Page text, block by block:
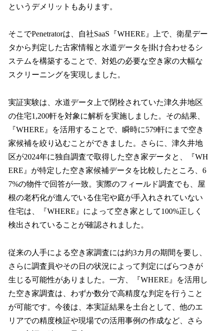
というデメリットもあります。
そこでPenetratorは、自社SaaS『WHERE』上で、衛星デー
タから判定した古家情報と水道データを掛け合わせるシ
ステムを構築することで、対処の必要な空き家の大幅な
スクリーニングを実現しました。
実証実験は、水道データ上で閉栓されていた津久井地区
の住宅1,200軒を対象に解析を実施しました。その結果、
『WHERE』を活用することで、瞬時に579軒にまで空き
家候補を絞り込むことができました。さらに、津久井地
区が2024年に独自調査で取得した空き家データと、『WH
ERE』が特定した空き家候補データを比較したところ、6
7%の物件で回答が一致。実際のフィールド調査でも、屋
根の老朽化が進んでいる住宅や庭が手入れされていない
住宅は、『WHERE』によって空き家として100%正しく
検出されていることが確認されました。
従来の人手による空き家調査には約3カ月の期間を要し、
さらに調査員やその日の状況によって判定にばらつきが
生じる可能性がありました。一方、『WHERE』を活用し
た空き家調査は、わずか数分で高精度な判定を行うこと
が可能です。今後は、本実証結果を土台として、他のエ
リアでの精度検証や現場での活用事例の作成など、さら